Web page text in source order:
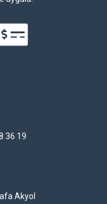
36 19
Akyol